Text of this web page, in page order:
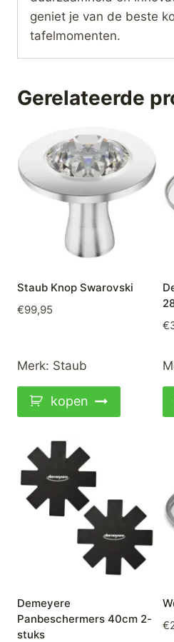
geniet je van de beste
tafelmomenten.
Gerelateerde
Staub Knop Swarovski
€99,95
Merk: Staub
kopen
€
Demeyere
Panbeschermers 40cm 2-
stuks
€